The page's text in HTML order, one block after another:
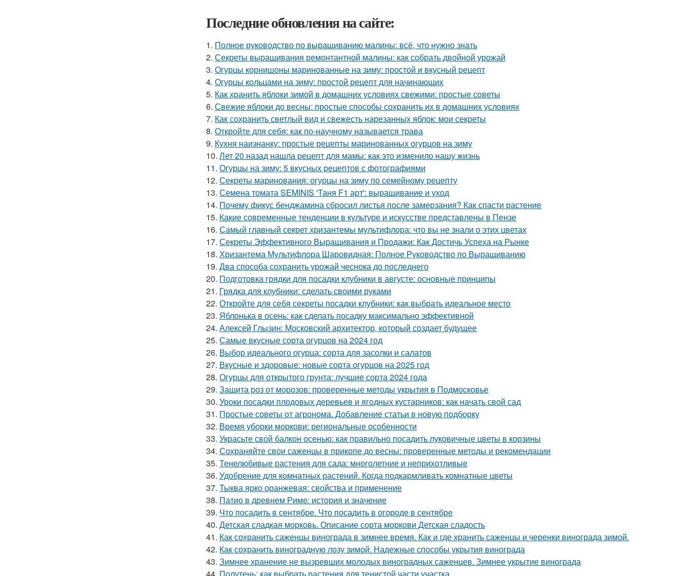
Последние обновления на сайте:
1. Полное руководство по выращиванию малины: всё, что нужно знать
2. Секреты выращивания ремонтантной малины: как собрать двойной урожай
3. Огурцы корнишоны маринованные на зиму: простой и вкусный рецепт
4. Огурцы кольцами на зиму: простой рецепт для начинающих
5. Как хранить яблоки зимой в домашних условиях свежими: простые советы
6. Свежие яблоки до весны: простые способы сохранить их в домашних условиях
7. Как сохранить светлый вид и свежесть нарезанных яблок: мои секреты
8. Откройте для себя: как по-научному называется трава
9. Кухня наизнанку: простые рецепты маринованных огурцов на зиму
10. Лет 20 назад нашла рецепт для мамы: как это изменило нашу жизнь
11. Огурцы на зиму: 5 вкусных рецептов с фотографиями
12. Секреты маринования: огурцы на зиму по семейному рецепту
13. Семена томата SEMINIS 'Таня F1 арт': выращивание и уход
14. Почему фикус бенджамина сбросил листья после замерзания? Как спасти растение
15. Какие современные тенденции в культуре и искусстве представлены в Пензе
16. Самый главный секрет хризантемы мультифлора: что вы не знали о этих цветах
17. Секреты Эффективного Выращивания и Продажи: Как Достичь Успеха на Рынке
18. Хризантема Мультифлора Шаровидная: Полное Руководство по Выращиванию
19. Два способа сохранить урожай чеснока до последнего
20. Подготовка грядки для посадки клубники в августе: основные принципы
21. Грядка для клубники: сделать своими руками
22. Откройте для себя секреты посадки клубники: как выбрать идеальное место
23. Яблонька в осень: как сделать посадку максимально эффективной
24. Алексей Глызин: Московский архитектор, который создает будущее
25. Самые вкусные сорта огурцов на 2024 год
26. Выбор идеального огурца: сорта для засолки и салатов
27. Вкусные и здоровые: новые сорта огурцов на 2025 год
28. Огурцы для открытого грунта: лучшие сорта 2024 года
29. Защита роз от морозов: проверенные методы укрытия в Подмосковье
30. Уроки посадки плодовых деревьев и ягодных кустарников: как начать свой сад
31. Простые советы от агронома. Добавление статьи в новую подборку
32. Время уборки моркови: региональные особенности
33. Украсьте свой балкон осенью: как правильно посадить луковичные цветы в корзины
34. Сохраняйте свои саженцы в прикопе до весны: проверенные методы и рекомендации
35. Тенелюбивые растения для сада: многолетние и неприхотливые
36. Удобрение для комнатных растений. Когда подкармливать комнатные цветы
37. Тыква ярко оранжевая: свойства и применение
38. Патио в древнем Риме: история и значение
39. Что посадить в сентябре. Что посадить в огороде в сентябре
40. Детская сладкая морковь. Описание сорта моркови Детская сладость
41. Как сохранить саженцы винограда в зимнее время. Как и где хранить саженцы и черенки винограда зимой.
42. Как сохранить виноградную лозу зимой. Надежные способы укрытия винограда
43. Зимнее хранение не вызревших молодых виноградных саженцев. Зимнее укрытие винограда